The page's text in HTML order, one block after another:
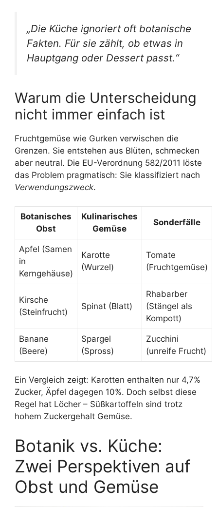
„Die Küche ignoriert oft botanische
Fakten. Für sie zählt, ob etwas in
Hauptgang oder Dessert passt.“
Warum die Unterscheidung
nicht immer einfach ist
Fruchtgemüse wie Gurken verwischen die
Grenzen. Sie entstehen aus Blüten, schmecken
aber neutral. Die EU-Verordnung 582/2011 löste
das Problem pragmatisch: Sie klassifiziert nach
Verwendungszweck.
Botanisches
Obst
Kulinarisches
Gemüse
Sonderfälle
Apfel (Samen
in
Kerngehäuse)
Karotte
(Wurzel)
Tomate
(Fruchtgemüse)
Kirsche
(Steinfrucht)
Spinat (Blatt)
Rhabarber
(Stängel als
Kompott)
Banane
(Beere)
Spargel
(Spross)
Zucchini
(unreife Frucht)
Ein Vergleich zeigt: Karotten enthalten nur 4,7%
Zucker, Äpfel dagegen 10%. Doch selbst diese
Regel hat Löcher – Süßkartoffeln sind trotz
hohem Zuckergehalt Gemüse.
Botanik vs. Küche:
Zwei Perspektiven auf
Obst und Gemüse